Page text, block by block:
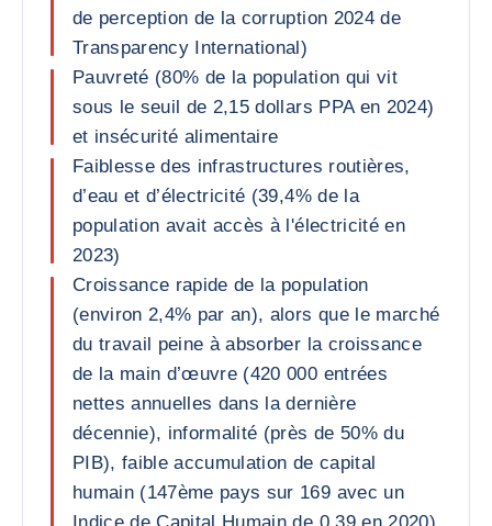
de perception de la corruption 2024 de
Transparency International)
Pauvreté (80% de la population qui vit
sous le seuil de 2,15 dollars PPA en 2024)
et insécurité alimentaire
Faiblesse des infrastructures routières,
d’eau et d’électricité (39,4% de la
population avait accès à l'électricité en
2023)
Croissance rapide de la population
(environ 2,4% par an), alors que le marché
du travail peine à absorber la croissance
de la main d’œuvre (420 000 entrées
nettes annuelles dans la dernière
décennie), informalité (près de 50% du
PIB), faible accumulation de capital
humain (147ème pays sur 169 avec un